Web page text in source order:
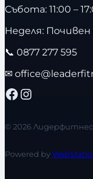
Събота: 11:00 –
Неделя: Почивен
📞 0877 277 595
✉
Facebook Instagram
© 2026
Powered by